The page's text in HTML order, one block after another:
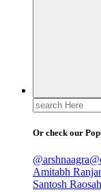
Search
for:
Or check our
@arshnaagra
Amitabh
Santosh